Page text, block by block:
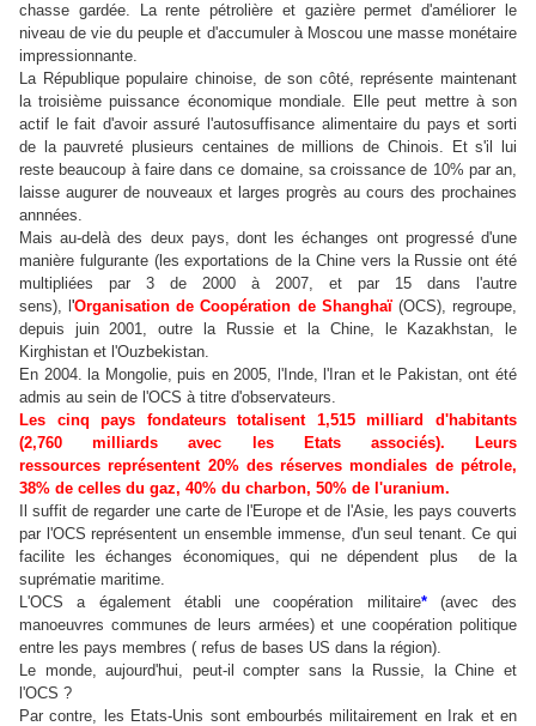
chasse gardée. La rente pétrolière et gazière permet d'améliorer le
niveau de vie du peuple et d'accumuler à Moscou une masse monétaire
impressionnante.
La République populaire chinoise, de son côté, représente maintenant
la troisième puissance économique mondiale. Elle peut mettre à son
actif le fait d'avoir assuré l'autosuffisance alimentaire du pays et sorti
de la pauvreté plusieurs centaines de millions de Chinois. Et s'il lui
reste beaucoup à faire dans ce domaine, sa croissance de 10% par an,
laisse augurer de nouveaux et larges progrès au cours des prochaines
annnées.
Mais au-delà des deux pays, dont les échanges ont progressé d'une
manière fulgurante (les exportations de la Chine vers la Russie ont été
multipliées par 3 de 2000 à 2007, et par 15 dans l'autre
sens), l'Organisation de Coopération de Shanghaï(OCS), regroupe,
depuis juin 2001, outre la Russie et la Chine, le Kazakhstan, le
Kirghistan et l'Ouzbekistan.
En 2004. la Mongolie, puis en 2005, l'Inde, l'Iran et le Pakistan, ont été
admis au sein de l'OCS à titre d'observateurs.
Les cinq pays fondateurs totalisent 1,515 milliard d'habitants
(2,760 milliards avec les Etats associés). Leurs
ressources représentent 20% des réserves mondiales de pétrole,
38% de celles du gaz, 40% du charbon, 50% de l'uranium.
Il suffit de regarder une carte de l'Europe et de l'Asie, les pays couverts
par l'OCS représentent un ensemble immense, d'un seul tenant. Ce qui
facilite les échanges économiques, qui ne dépendent plus de la
suprématie maritime.
L'OCS a également établi une coopération militaire*(avec des
manoeuvres communes de leurs armées) et une coopération politique
entre les pays membres ( refus de bases US dans la région).
Le monde, aujourd'hui, peut-il compter sans la Russie, la Chine et
l'OCS ?
Par contre, les Etats-Unis sont embourbés militairement en Irak et en